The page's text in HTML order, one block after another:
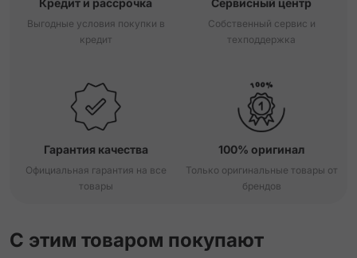
Кредит и рассрочка
Выгодные условия покупки в
кредит
Сервисный центр
Собственный сервис и
техподдержка
Гарантия качества
Официальная гарантия на все
товары
100% оригинал
Только оригинальные товары от
брендов
С этим товаром покупают